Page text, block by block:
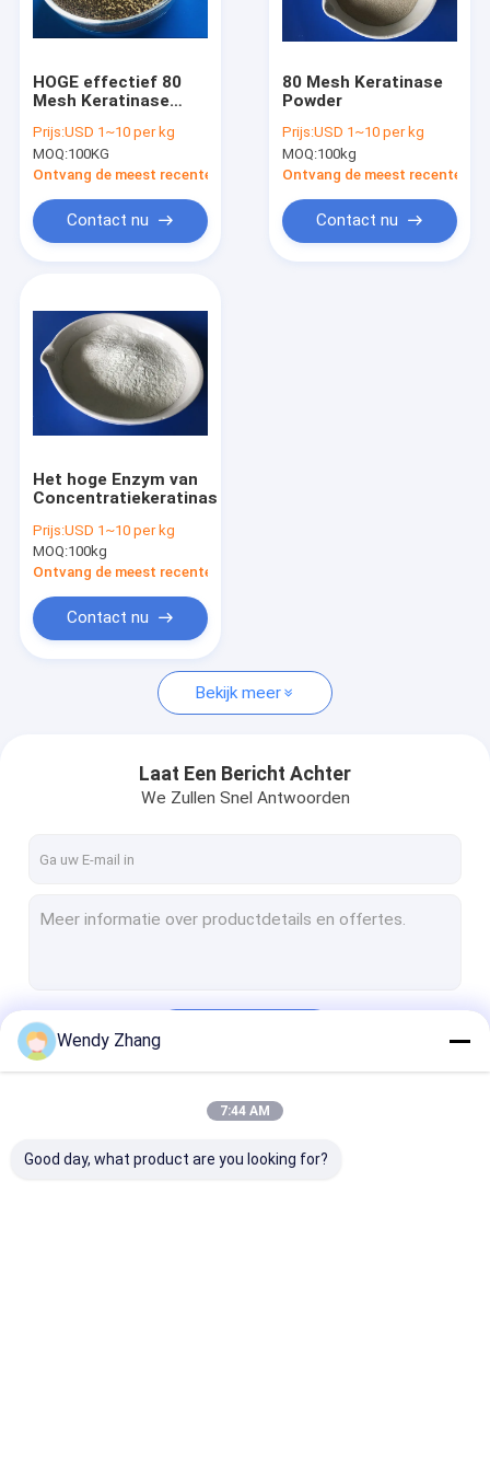
Fabrieksreis
Nieuws
Lipaseenzym
Proteaseenzym
NSP Enzym
Het Enzym van de glucoseoxydase
Xylanaseenzym
Beta Mannanase Enzyme
Cellulaseenzym
Pectinase Enzym
HOGE effectief 80
Mesh Keratinase
Industrie
Prijs:USD 1~10 per kg
MOQ:100KG
Ontvang de meest recente Prijs
Contact nu
80 Mesh Keratinase
Powder
Prijs:USD 1~10 per kg
MOQ:100kg
Ontvang de meest recente
Contact nu
Het hoge Enzym van
Concentratiekeratinase
Prijs:USD 1~10 per kg
MOQ:100kg
Ontvang de meest recente Prijs
Contact nu
Bekijk meer
Laat Een Bericht Achter
We Zullen Snel Antwoorden
Wendy Zhang
7:44 AM
Good day, what product are you looking for?